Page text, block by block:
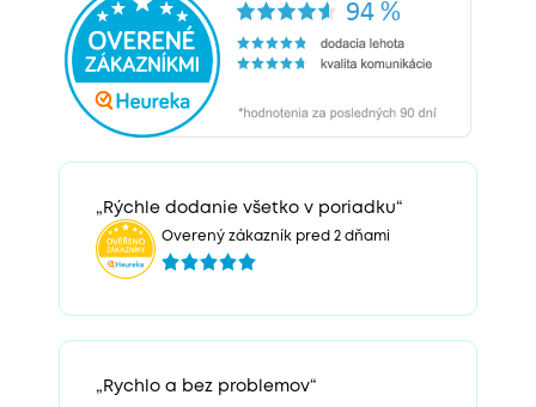
„Rýchle dodanie všetko v poriadku“
Overený zákazník pred 2 dňami
„Rychlo a bez problemov“